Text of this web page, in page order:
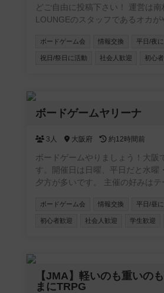
どご自由に投稿下さい！ 運営は南柏のボードゲームスペースAQ
LOUNGEのスタッフであるオカが
ボードゲーム会 情報交換 平日/夜
祝日/祭日に活動 社会人歓迎 初心
ボードゲームヤリーナ
3人 大阪府 約12時間前
ボードゲームやりましょう！大阪
す。開催日は日曜、平日だと水曜
夕方が多いです。 主催の好みは
ャー作品よりは同人ゲームやマイ
ードゲームアリーナとは関係あり
ボードゲーム会 情報交換 平日/昼
初心者歓迎 社会人歓迎 学生歓迎
【JMA】軽いのも重いの
まにTRPG